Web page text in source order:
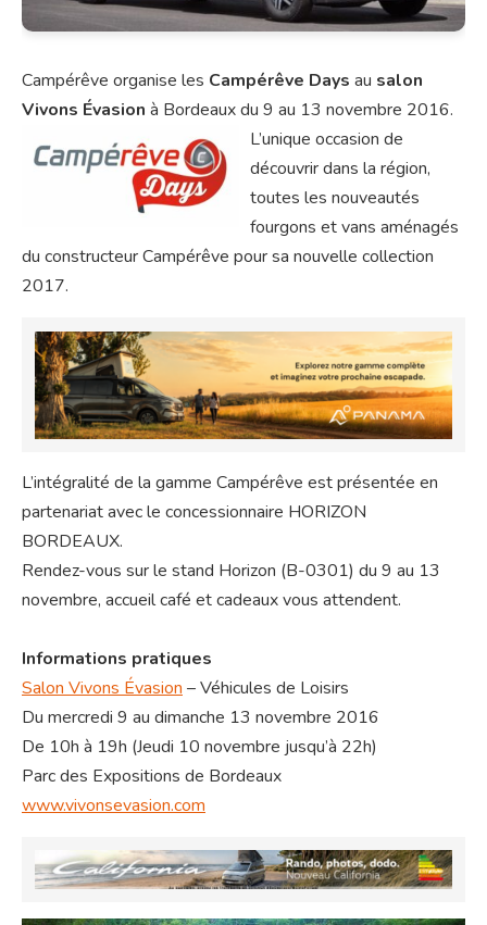
Campérêve organise les Campérêve Days au salon
Vivons Évasion à Bordeaux du 9 au 13 novembre 2016.
L’unique occasion de
découvrir dans la région,
toutes les nouveautés
fourgons et vans aménagés
du constructeur Campérêve pour sa nouvelle collection
2017.
L’intégralité de la gamme Campérêve est présentée en
partenariat avec le concessionnaire HORIZON
BORDEAUX.
Rendez-vous sur le stand Horizon (B-0301) du 9 au 13
novembre, accueil café et cadeaux vous attendent.
Informations pratiques
Salon Vivons Évasion – Véhicules de Loisirs
Du mercredi 9 au dimanche 13 novembre 2016
De 10h à 19h (Jeudi 10 novembre jusqu’à 22h)
Parc des Expositions de Bordeaux
www.vivonsevasion.com